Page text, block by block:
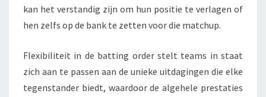
kan het verstandig zijn om hun positie te verlagen of
hen zelfs op de bank te zetten voor die matchup.
Flexibiliteit in de batting order stelt teams in staat
zich aan te passen aan de unieke uitdagingen die elke
tegenstander biedt, waardoor de algehele prestaties